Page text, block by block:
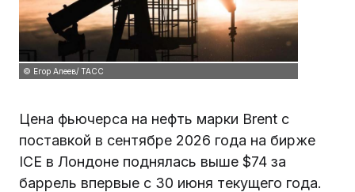
© Егор Алеев/ ТАСС
Цена фьючерса на нефть марки Brent с
поставкой в сентябре 2026 года на бирже
ICE в Лондоне поднялась выше $74 за
баррель впервые с 30 июня текущего года.